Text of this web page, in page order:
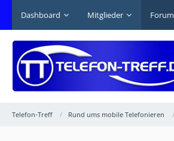
Dashboard Mitglieder Forum
Telefon-Treff Rund ums mobile Telefonieren